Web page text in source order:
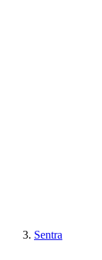
Sentra